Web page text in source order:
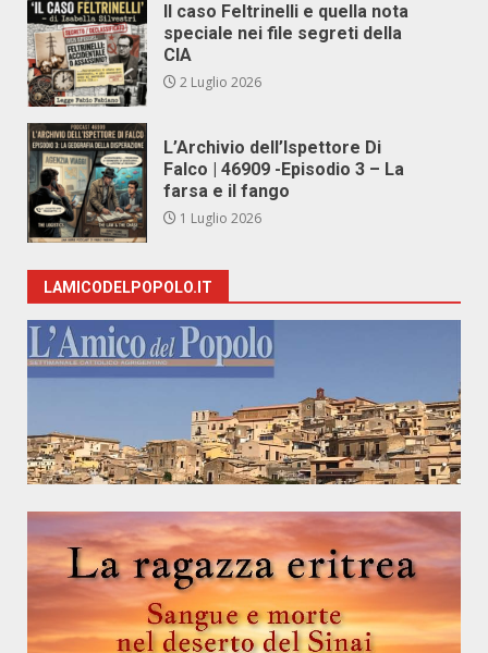
Il caso Feltrinelli e quella nota
speciale nei file segreti della
CIA
2 Luglio 2026
L’Archivio dell’Ispettore Di
Falco | 46909 -Episodio 3 – La
farsa e il fango
1 Luglio 2026
LAMICODELPOPOLO.IT